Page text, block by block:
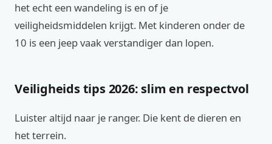
het echt een wandeling is en of je
veiligheidsmiddelen krijgt. Met kinderen onder de
10 is een jeep vaak verstandiger dan lopen.
Veiligheids tips 2026: slim en respectvol
Luister altijd naar je ranger. Die kent de dieren en
het terrein.